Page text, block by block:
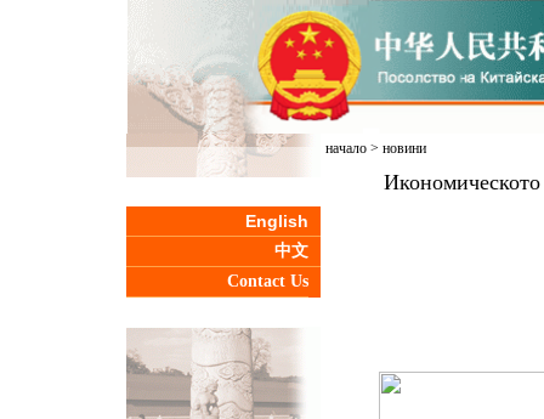
English
中文
Contact Us
начало> новини